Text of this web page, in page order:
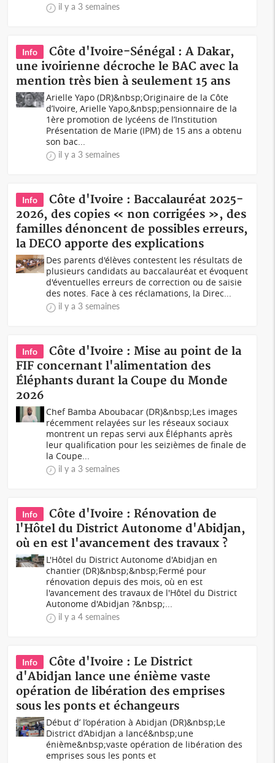
il y a 3 semaines
Info
Côte d'Ivoire-Sénégal : A Dakar,
une ivoirienne décroche le BAC avec la
mention très bien à seulement 15 ans
Arielle Yapo (DR)&nbsp;Originaire de la Côte
d’Ivoire, Arielle Yapo,&nbsp;pensionnaire de la
1ère promotion de lycéens de l’Institution
Présentation de Marie (IPM) de 15 ans a obtenu
son bac...
il y a 3 semaines
Info
Côte d'Ivoire : Baccalauréat 2025-
2026, des copies « non corrigées », des
familles dénoncent de possibles erreurs,
la DECO apporte des explications
Des parents d'élèves contestent les résultats de
plusieurs candidats au baccalauréat et évoquent
d'éventuelles erreurs de correction ou de saisie
des notes. Face à ces réclamations, la Direc...
il y a 3 semaines
Info
Côte d'Ivoire : Mise au point de la
FIF concernant l'alimentation des
Éléphants durant la Coupe du Monde
2026
Chef Bamba Aboubacar (DR)&nbsp;Les images
récemment relayées sur les réseaux sociaux
montrent un repas servi aux Éléphants après
leur qualification pour les seizièmes de finale de
la Coupe...
il y a 3 semaines
Info
Côte d'Ivoire : Rénovation de
l'Hôtel du District Autonome d'Abidjan,
où en est l'avancement des travaux ?
L'Hôtel du District Autonome d'Abidjan en
chantier (DR)&nbsp;&nbsp;Fermé pour
rénovation depuis des mois, où en est
l'avancement des travaux de l'Hôtel du District
Autonome d'Abidjan ?&nbsp;...
il y a 4 semaines
Info
Côte d'Ivoire : Le District
d'Abidjan lance une énième vaste
opération de libération des emprises
sous les ponts et échangeurs
Début d’ l’opération à Abidjan (DR)&nbsp;Le
District d’Abidjan a lancé&nbsp;une
énième&nbsp;vaste opération de libération des
emprises sous les ponts et